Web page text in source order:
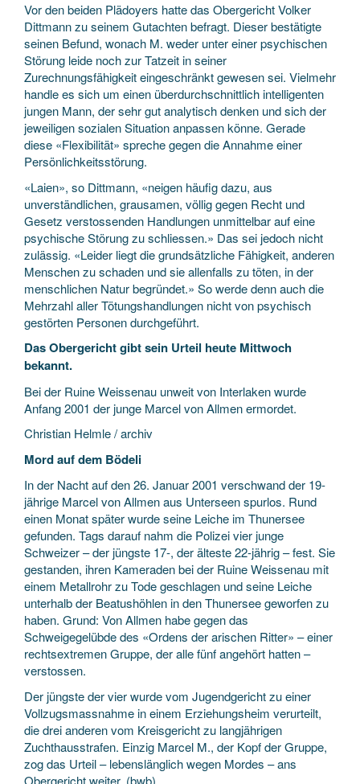
Vor den beiden Plädoyers hatte das Obergericht Volker
Dittmann zu seinem Gutachten befragt. Dieser bestätigte
seinen Befund, wonach M. weder unter einer psychischen
Störung leide noch zur Tatzeit in seiner
Zurechnungsfähigkeit eingeschränkt gewesen sei. Vielmehr
handle es sich um einen überdurchschnittlich intelligenten
jungen Mann, der sehr gut analytisch denken und sich der
jeweiligen sozialen Situation anpassen könne. Gerade
diese «Flexibilität» spreche gegen die Annahme einer
Persönlichkeitsstörung.
«Laien», so Dittmann, «neigen häufig dazu, aus
unverständlichen, grausamen, völlig gegen Recht und
Gesetz verstossenden Handlungen unmittelbar auf eine
psychische Störung zu schliessen.» Das sei jedoch nicht
zulässig. «Leider liegt die grundsätzliche Fähigkeit, anderen
Menschen zu schaden und sie allenfalls zu töten, in der
menschlichen Natur begründet.» So werde denn auch die
Mehrzahl aller Tötungshandlungen nicht von psychisch
gestörten Personen durchgeführt.
Das Obergericht gibt sein Urteil heute Mittwoch
bekannt.
Bei der Ruine Weissenau unweit von Interlaken wurde
Anfang 2001 der junge Marcel von Allmen ermordet.
Christian Helmle / archiv
Mord auf dem Bödeli
In der Nacht auf den 26. Januar 2001 verschwand der 19-
jährige Marcel von Allmen aus Unterseen spurlos. Rund
einen Monat später wurde seine Leiche im Thunersee
gefunden. Tags darauf nahm die Polizei vier junge
Schweizer – der jüngste 17-, der älteste 22-jährig – fest. Sie
gestanden, ihren Kameraden bei der Ruine Weissenau mit
einem Metallrohr zu Tode geschlagen und seine Leiche
unterhalb der Beatushöhlen in den Thunersee geworfen zu
haben. Grund: Von Allmen habe gegen das
Schweigegelübde des «Ordens der arischen Ritter» – einer
rechtsextremen Gruppe, der alle fünf angehört hatten –
verstossen.
Der jüngste der vier wurde vom Jugendgericht zu einer
Vollzugsmassnahme in einem Erziehungsheim verurteilt,
die drei anderen vom Kreisgericht zu langjährigen
Zuchthausstrafen. Einzig Marcel M., der Kopf der Gruppe,
zog das Urteil – lebenslänglich wegen Mordes – ans
Obergericht weiter. (bwb)